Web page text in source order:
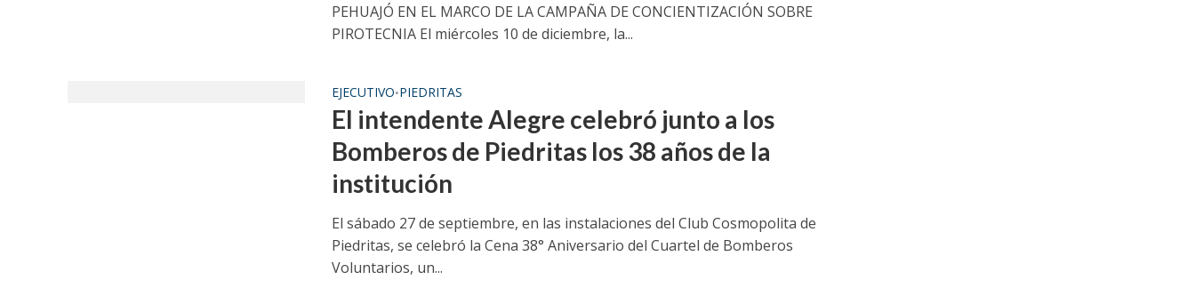
PEHUAJÓ EN EL MARCO DE LA CAMPAÑA DE CONCIENTIZACIÓN SOBRE
PIROTECNIA El miércoles 10 de diciembre, la...
EJECUTIVO•PIEDRITAS
El intendente Alegre celebró junto a los
Bomberos de Piedritas los 38 años de la
institución
El sábado 27 de septiembre, en las instalaciones del Club Cosmopolita de
Piedritas, se celebró la Cena 38° Aniversario del Cuartel de Bomberos
Voluntarios, un...